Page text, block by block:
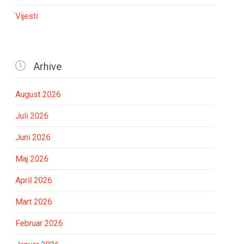
Vijesti
 Arhive
August 2026
Juli 2026
Juni 2026
Maj 2026
April 2026
Mart 2026
Februar 2026